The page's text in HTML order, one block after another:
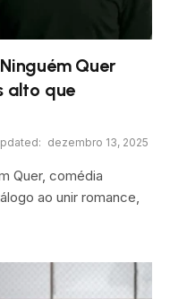
Quer
alto que
dezembro 13, 2025
Quer, comédia
ao unir romance,